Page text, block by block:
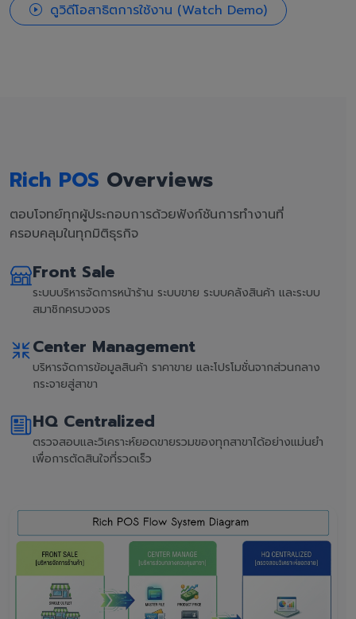
ดูวิดีโอสาธิตการใช้งาน (Watch Demo)
Rich POS Overviews
ตอบโจทย์ทุกผู้ประกอบการด้วยฟังก์ชันการทำงานที่
ครอบคลุมในทุกมิติธุรกิจ
Front Sale
ระบบบริหารจัดการหน้าร้าน ระบบขาย ระบบคลังสินค้า และระบบ
สมาชิกครบวงจร
Center Management
บริหารจัดการข้อมูลสินค้า ราคาขาย และโปรโมชั่นจากส่วนกลาง
กระจายสู่สาขา
HQ Centralized
ตรวจสอบและวิเคราะห์ยอดขายรวมของทุกสาขาได้อย่างแม่นยำ
เพื่อการตัดสินใจที่รวดเร็ว